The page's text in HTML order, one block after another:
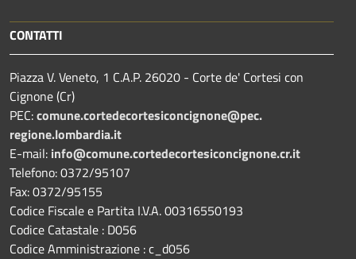
CONTATTI
Piazza V. Veneto, 1 C.A.P. 26020 - Corte de' Cortesi con
Cignone (Cr)
PEC:comune.cortedecortesiconcignone@pec.
regione.lombardia.it
E-mail: info@comune.cortedecortesiconcignone.cr.it
Telefono: 0372/95107
Fax: 0372/95155
Codice Fiscale e Partita I.V.A. 00316550193
Codice Catastale : D056
Codice Amministrazione : c_d056